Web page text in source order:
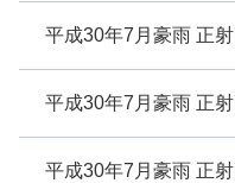
平成30年7月豪雨 正
平成30年7月豪雨 正
平成30年7月豪雨 正